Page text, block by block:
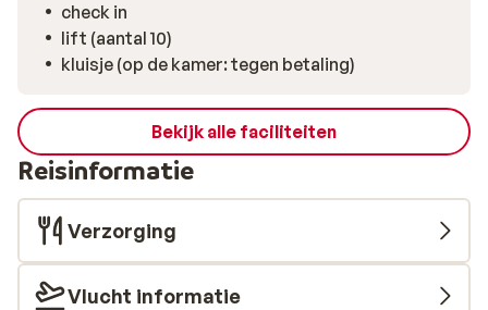
check in
lift (aantal 10)
kluisje (op de kamer: tegen betaling)
Bekijk alle faciliteiten
Reisinformatie
Verzorging
Vlucht informatie